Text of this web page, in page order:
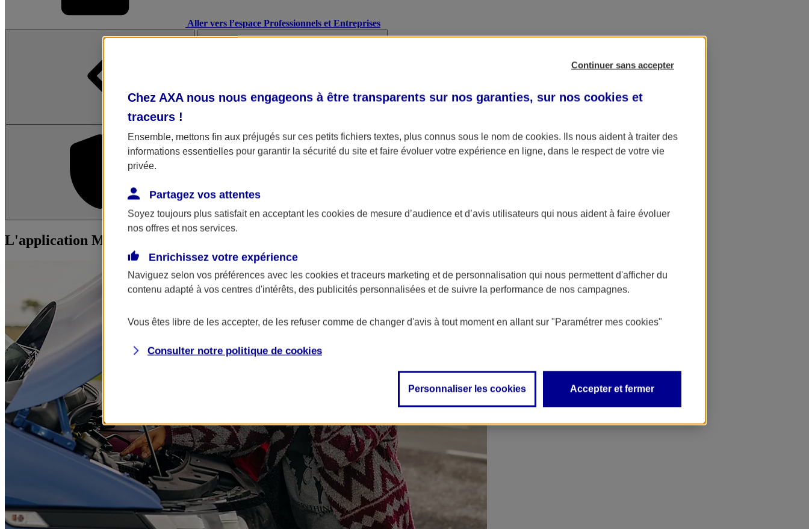
Aller vers l’espace Professionnels et Entreprises
L'application Mon AXA Assurance L'application AXA Banque
L'application Mon AXA Assurance, tous vos contrats en poche !
Continuer sans accepter
Chez AXA nous nous engageons à être transparents sur nos garanties, sur nos cookies et
traceurs !
Ensemble, mettons fin aux préjugés sur ces petits fichiers textes, plus connus sous le nom de cookies. Ils nous aident à traiter des
informations essentielles pour garantir la sécurité du site et faire évoluer votre expérience en ligne, dans le respect de votre vie
privée.
Partagez vos attentes
Soyez toujours plus satisfait en acceptant les cookies de mesure d’audience et d’avis utilisateurs qui nous aident à faire évoluer
nos offres et nos services.
Enrichissez votre expérience
Naviguez selon vos préférences avec les cookies et traceurs marketing et de personnalisation qui nous permettent d'afficher du
contenu adapté à vos centres d'intérêts, des publicités personnalisées et de suivre la performance de nos campagnes.
Vous êtes libre de les accepter, de les refuser comme de changer d'avis à tout moment en allant sur "Paramétrer mes cookies"
Consulter notre politique de cookies
Personnaliser les cookies Accepter et fermer